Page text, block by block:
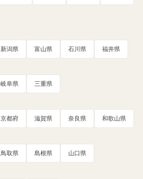
新潟県 富山県 石川県 福井県
岐阜県 三重県
京都府 滋賀県 奈良県 和歌山県
鳥取県 島根県 山口県